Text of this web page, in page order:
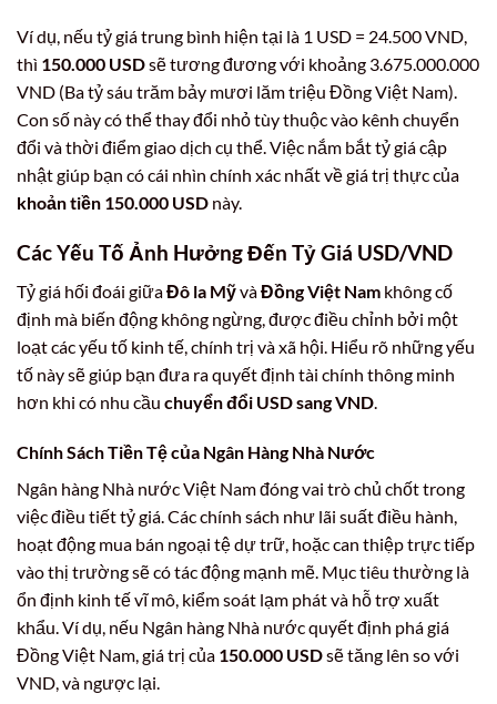
Ví dụ, nếu tỷ giá trung bình hiện tại là 1 USD = 24.500 VND,
thì 150.000 USDsẽ tương đương với khoảng 3.675.000.000
VND (Ba tỷ sáu trăm bảy mươi lăm triệu Đồng Việt Nam).
Con số này có thể thay đổi nhỏ tùy thuộc vào kênh chuyển
đổi và thời điểm giao dịch cụ thể. Việc nắm bắt tỷ giá cập
nhật giúp bạn có cái nhìn chính xác nhất về giá trị thực của
khoản tiền 150.000 USD này.
Các Yếu Tố Ảnh Hưởng Đến Tỷ Giá USD/VND
Tỷ giá hối đoái giữaĐô la MỹvàĐồng Việt Nam không cố
định mà biến động không ngừng, được điều chỉnh bởi một
loạt các yếu tố kinh tế, chính trị và xã hội. Hiểu rõ những yếu
tố này sẽ giúp bạn đưa ra quyết định tài chính thông minh
hơn khi có nhu cầu chuyển đổi USD sang VND
Chính Sách Tiền Tệ của Ngân Hàng Nhà Nước
Ngân hàng Nhà nước Việt Nam đóng vai trò chủ chốt trong
việc điều tiết tỷ giá. Các chính sách như lãi suất điều hành,
hoạt động mua bán ngoại tệ dự trữ, hoặc can thiệp trực tiếp
vào thị trường sẽ có tác động mạnh mẽ. Mục tiêu thường là
ổn định kinh tế vĩ mô, kiểm soát lạm phát và hỗ trợ xuất
khẩu. Ví dụ, nếu Ngân hàng Nhà nước quyết định phá giá
Đồng Việt Nam, giá trị của 150.000 USDsẽ tăng lên so với
VND, và ngược lại.